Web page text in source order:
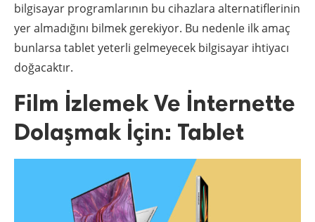
bilgisayar programlarının bu cihazlara alternatiflerinin
yer almadığını bilmek gerekiyor. Bu nedenle ilk amaç
bunlarsa tablet yeterli gelmeyecek bilgisayar ihtiyacı
doğacaktır.
Film İzlemek Ve İnternette
Dolaşmak İçin: Tablet